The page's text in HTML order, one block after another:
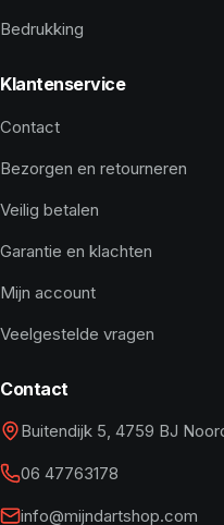
Bedrukking
Klantenservice
Contact
Bezorgen en retourneren
Veilig betalen
Garantie en klachten
Mijn account
Veelgestelde vragen
Contact
Buitendijk 5, 4759 BJ
06 47763178
info@mijndartshop.com